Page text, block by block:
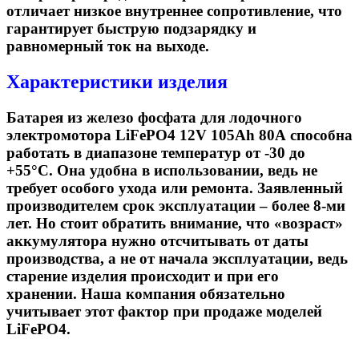
отличает низкое внутреннее сопротивление, что
гарантирует быструю подзарядку и
равномерный ток на выходе.
Характеристики изделия
Батарея из железо фосфата для лодочного
электромотора LiFePO4 12V 105Ah 80А способна
работать в диапазоне температур от -30 до
+55°C. Она удобна в использовании, ведь не
требует особого ухода или ремонта. Заявленный
производителем срок эксплуатации – более 8-ми
лет. Но стоит обратить внимание, что «возраст»
аккумулятора нужно отсчитывать от даты
производства, а не от начала эксплуатации, ведь
старение изделия происходит и при его
хранении. Наша компания обязательно
учитывает этот фактор при продаже моделей
LiFePO4.